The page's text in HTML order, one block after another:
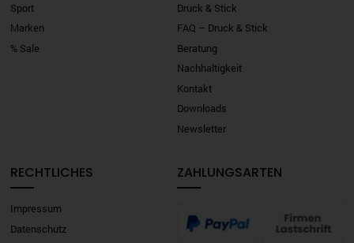
Sport
Marken
% Sale
Druck & Stick
FAQ – Druck & Stick
Beratung
Nachhaltigkeit
Kontakt
Downloads
Newsletter
RECHTLICHES
Impressum
Datenschutz
ZAHLUNGSARTEN